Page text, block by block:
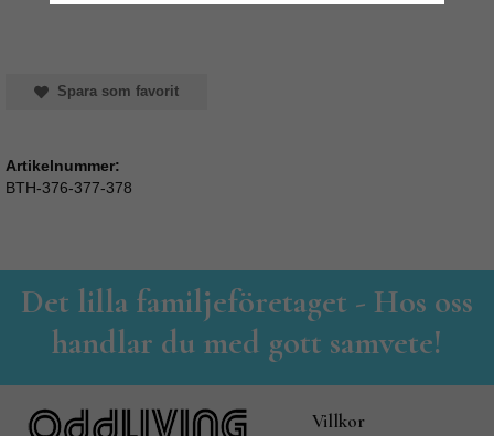
Spara som favorit
Artikelnummer:
BTH-376-377-378
Det lilla familjeföretaget - Hos oss
handlar du med gott samvete!
Villkor